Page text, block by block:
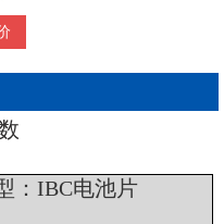
：IBC电池片